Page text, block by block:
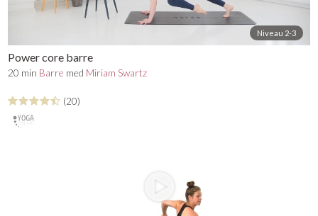
Niveau 2-3
Power core barre
20 min Barre med Miriam Swartz
(20)